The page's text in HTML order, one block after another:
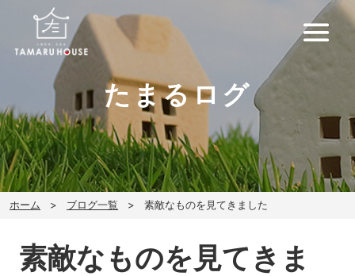
たまるログ
ホーム ブログ一覧 素敵なものを見てきました
素敵なものを見てきま